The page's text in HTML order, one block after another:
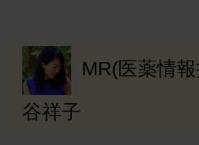
MR(医薬情
谷祥子